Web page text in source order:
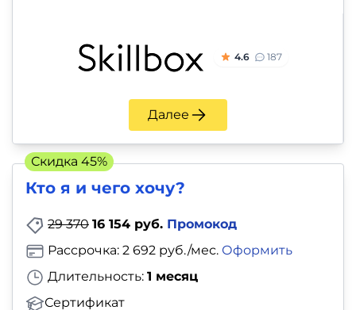
4.6 187
Далее
Кто я и чего хочу?
29 370 16 154 руб. Промокод
Длительность: 1 месяц
Сертификат
Рассрочка: 2 692 руб./мес. Оформить
Скидка 45%
Прочее
Репетиторы
Тесты
на